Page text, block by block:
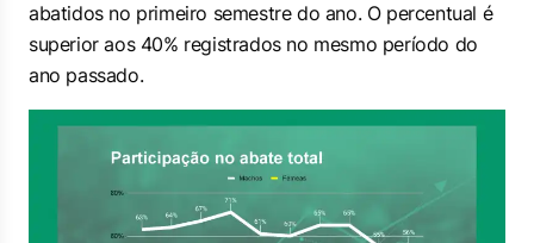
abatidos no primeiro semestre do ano. O percentual é
superior aos 40% registrados no mesmo período do
ano passado.